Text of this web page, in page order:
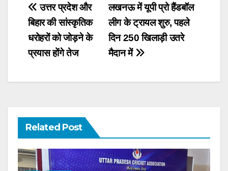
Post
navigation
लखनऊ में यूपी प्रो हैंडबॉल
लीग के ट्रायल शुरु, पहले
दिन 250 खिलाड़ी उतरे
मैदान में
उत्तर प्रदेश और
बिहार की सांस्कृतिक
धरोहरों को जोड़ने के
प्रयास होंगे तेज
Related Post